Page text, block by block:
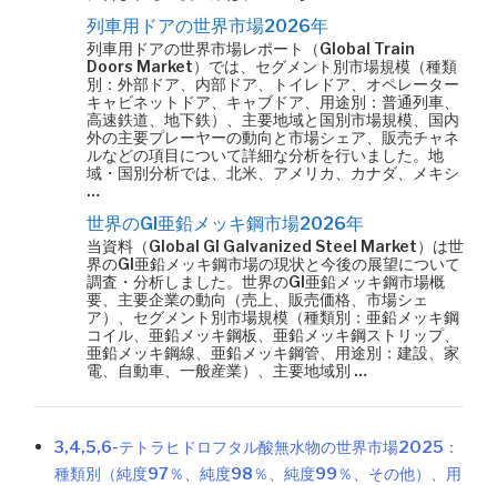
列車用ドアの世界市場2026年
列車用ドアの世界市場レポート（Global Train
Doors Market）では、セグメント別市場規模（種類
別：外部ドア、内部ドア、トイレドア、オペレーター
キャビネットドア、キャブドア、用途別：普通列車、
高速鉄道、地下鉄）、主要地域と国別市場規模、国内
外の主要プレーヤーの動向と市場シェア、販売チャネ
ルなどの項目について詳細な分析を行いました。地
域・国別分析では、北米、アメリカ、カナダ、メキシ
…
世界のGI亜鉛メッキ鋼市場2026年
当資料（Global GI Galvanized Steel Market）は世
界のGI亜鉛メッキ鋼市場の現状と今後の展望について
調査・分析しました。世界のGI亜鉛メッキ鋼市場概
要、主要企業の動向（売上、販売価格、市場シェ
ア）、セグメント別市場規模（種類別：亜鉛メッキ鋼
コイル、亜鉛メッキ鋼板、亜鉛メッキ鋼ストリップ、
亜鉛メッキ鋼線、亜鉛メッキ鋼管、用途別：建設、家
電、自動車、一般産業）、主要地域別 …
3,4,5,6-テトラヒドロフタル酸無水物の世界市場2025：
種類別（純度97％、純度98％、純度99％、その他）、用